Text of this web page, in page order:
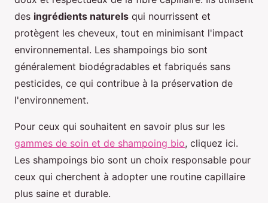
des ingrédients naturels qui nourrissent et
protègent les cheveux, tout en minimisant l'impact
environnemental. Les shampoings bio sont
généralement biodégradables et fabriqués sans
pesticides, ce qui contribue à la préservation de
l'environnement.
Pour ceux qui souhaitent en savoir plus sur les
gammes de soin et de shampoing bio, cliquez ici.
Les shampoings bio sont un choix responsable pour
ceux qui cherchent à adopter une routine capillaire
plus saine et durable.